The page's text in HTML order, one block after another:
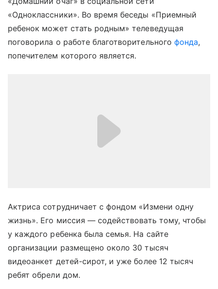
«Одноклассники». Во время беседы «Приемный
ребенок может стать родным» телеведущая
поговорила о работе благотворительного фонда,
попечителем которого является.
Актриса сотрудничает с фондом «Измени одну
жизнь». Его миссия — содействовать тому, чтобы
у каждого ребенка была семья. На сайте
организации размещено около 30 тысяч
видеоанкет детей-сирот, и уже более 12 тысяч
ребят обрели дом.